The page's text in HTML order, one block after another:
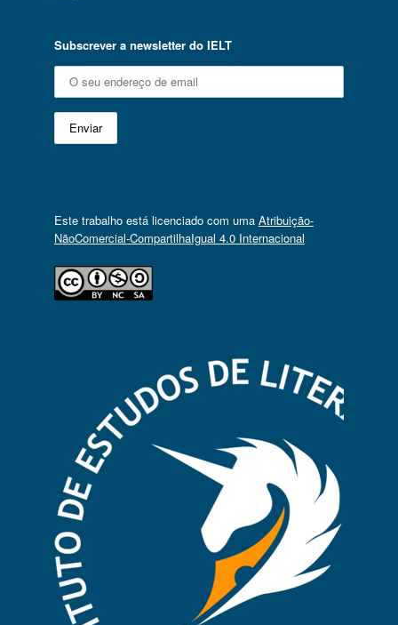
Subscrever a newsletter do IELT
Este trabalho está licenciado com uma Atribuição-
NãoComercial-CompartilhaIgual 4.0 Internacional